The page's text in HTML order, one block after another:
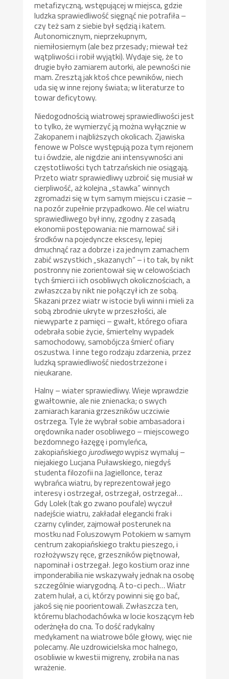
metafizyczną, wstępującej w miejsca, gdzie
ludzka sprawiedliwość sięgnąć nie potrafiła –
czy też sam z siebie był sędzią i katem.
Autonomicznym, nieprzekupnym,
niemiłosiernym (ale bez przesady; miewał też
wątpliwości i robił wyjątki). Wydaje się, że to
drugie było zamiarem autorki, ale pewności nie
mam. Zresztą jak ktoś chce pewników, niech
uda się w inne rejony świata; w literaturze to
towar deficytowy.
Niedogodnością wiatrowej sprawiedliwości jest
to tylko, że wymierzyć ją można wyłącznie w
Zakopanem i najbliższych okolicach. Zjawiska
fenowe w Polsce występują poza tym rejonem
tu i ówdzie, ale nigdzie ani intensywności ani
częstotliwości tych tatrzańskich nie osiągają.
Przeto wiatr sprawiedliwy uzbroić się musiał w
cierpliwość, aż kolejna „stawka” winnych
zgromadzi się w tym samym miejscu i czasie –
na pozór zupełnie przypadkowo. Ale cel wiatru
sprawiedliwego był inny, zgodny z zasadą
ekonomii postępowania: nie marnować sił i
środków na pojedyncze ekscesy, lepiej
dmuchnąć raz a dobrze i za jednym zamachem
zabić wszystkich „skazanych” – i to tak, by nikt
postronny nie zorientował się w celowościach
tych śmierci i ich osobliwych okolicznościach, a
zwłaszcza by nikt nie połączył ich ze sobą.
Skazani przez wiatr w istocie byli winni i mieli za
sobą zbrodnie ukryte w przeszłości, ale
niewyparte z pamięci – gwałt, którego ofiara
odebrała sobie życie, śmiertelny wypadek
samochodowy, samobójcza śmierć ofiary
oszustwa. I inne tego rodzaju zdarzenia, przez
ludzką sprawiedliwość niedostrzeżone i
nieukarane.
Halny – wiater sprawiedliwy. Wieje wprawdzie
gwałtownie, ale nie znienacka; o swych
zamiarach karania grzeszników uczciwie
ostrzega. Tyle że wybrał sobie ambasadora i
orędownika nader osobliwego – miejscowego
bezdomnego łazęgę i pomyleńca,
zakopiańskiegojurodiwegowypisz wymaluj –
niejakiego Lucjana Puławskiego, niegdyś
studenta filozofii na Jagiellonce, teraz
wybrańca wiatru, by reprezentował jego
interesy i ostrzegał, ostrzegał, ostrzegał…
Gdy Lolek (tak go zwano poufale) wyczuł
nadejście wiatru, zakładał elegancki frak i
czarny cylinder, zajmował posterunek na
mostku nad Foluszowym Potokiem w samym
centrum zakopiańskiego traktu pieszego, i
rozłożywszy ręce, grzeszników piętnował,
napominał i ostrzegał. Jego kostium oraz inne
imponderabilia nie wskazywały jednak na osobę
szczególnie wiarygodną. A to-ci pech… Wiatr
zatem hulał, a ci, którzy powinni się go bać,
jakoś się nie poorientowali. Zwłaszcza ten,
któremu blachodachówka w locie koszącym łeb
oderżnęła do cna. To dość radykalny
medykament na wiatrowe bóle głowy, więc nie
polecamy. Ale uzdrowicielska moc halnego,
osobliwie w kwestii migreny, zrobiła na nas
wrażenie.